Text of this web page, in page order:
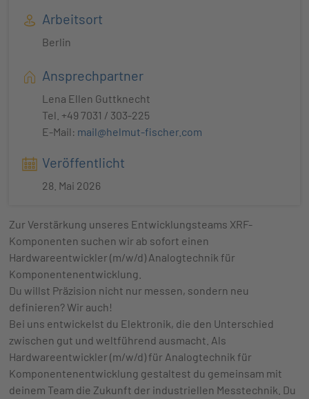
Arbeitsort
Berlin
Ansprechpartner
Lena Ellen Guttknecht
Tel. +49 7031 / 303-225
E-Mail: mail@helmut-fischer.com
Veröffentlicht
28. Mai 2026
Zur Verstärkung unseres Entwicklungsteams XRF-
Komponenten suchen wir ab sofort einen
Hardwareentwickler (m/w/d) Analogtechnik für
Komponentenentwicklung.
Du willst Präzision nicht nur messen, sondern neu
definieren? Wir auch!
Bei uns entwickelst du Elektronik, die den Unterschied
zwischen gut und weltführend ausmacht. Als
Hardwareentwickler (m/w/d) für Analogtechnik für
Komponentenentwicklung gestaltest du gemeinsam mit
deinem Team die Zukunft der industriellen Messtechnik. Du